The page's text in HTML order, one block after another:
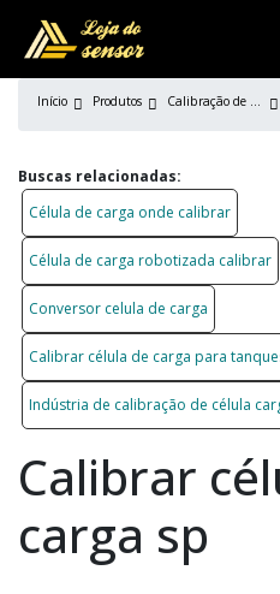
Início Produtos Calibração de célula carga
Buscas relacionadas:
Célula de carga onde calibrar
Célula de carga robotizada calibrar
Conversor celula de carga
Calibrar célula de carga para
Indústria de calibração de célula
Calibrar
carga sp